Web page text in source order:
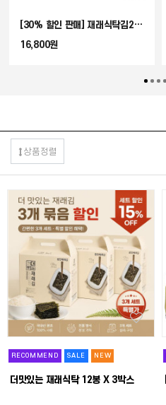
[30% 할인 판매] 재래식탁김24봉
16,800원
상품정렬
RECOMMEND SALE NEW
더맛있는 재래식탁 12봉 X 3박스